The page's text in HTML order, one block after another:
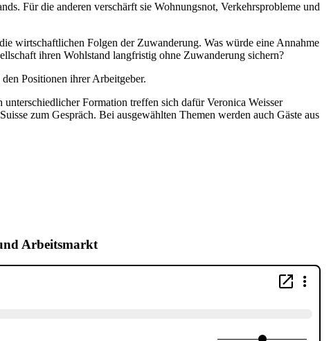
Für die anderen verschärft sie Wohnungsnot, Verkehrsprobleme und
wirtschaftlichen Folgen der Zuwanderung. Was würde eine Annahme
ihren Wohlstand langfristig ohne Zuwanderung sichern?
Positionen ihrer Arbeitgeber.
Formation treffen sich dafür Veronica Weisser
zum Gespräch. Bei ausgewählten Themen werden auch Gäste aus
Arbeitsmarkt